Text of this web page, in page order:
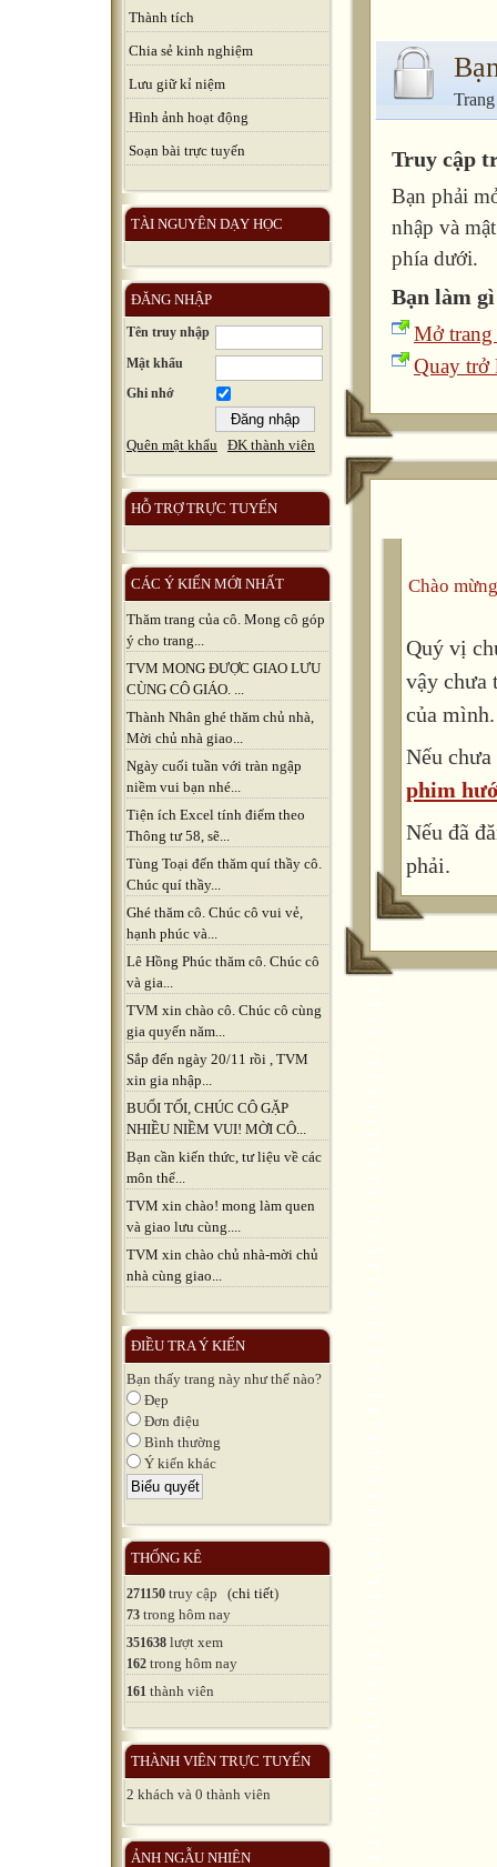
Thành tích
Chia sẻ kinh nghiệm
Lưu giữ kỉ niệm
Hình ảnh hoạt động
Soạn bài trực tuyến
TÀI NGUYÊN DẠY HỌC
ĐĂNG NHẬP
Tên truy nhập
Mật khẩu
Ghi nhớ
Quên mật khẩu ĐK thành viên
HỖ TRỢ TRỰC TUYẾN
CÁC Ý KIẾN MỚI NHẤT
Thăm trang của cô. Mong cô góp
ý cho trang...
TVM MONG ĐƯỢC GIAO LƯU
CÙNG CÔ GIÁO. ...
Thành Nhân ghé thăm chủ nhà,
Mời chủ nhà giao...
Ngày cuối tuần với tràn ngập
niềm vui bạn nhé...
Tiện ích Excel tính điểm theo
Thông tư 58, sẽ...
Tùng Toại đến thăm quí thầy cô.
Chúc quí thầy...
Ghé thăm cô. Chúc cô vui vẻ,
hạnh phúc và...
Lê Hồng Phúc thăm cô. Chúc cô
và gia...
TVM xin chào cô. Chúc cô cùng
gia quyến năm...
Sắp đến ngày 20/11 rồi , TVM
xin gia nhập...
BUỔI TỐI, CHÚC CÔ GẶP
NHIỀU NIỀM VUI! MỜI CÔ...
Bạn cần kiến thức, tư liệu về các
môn thể...
TVM xin chào! mong làm quen
và giao lưu cùng....
TVM xin chào chủ nhà-mời chủ
nhà cùng giao...
ĐIỀU TRA Ý KIẾN
Bạn thấy trang này như thế nào?
Đẹp
Đơn điệu
Bình thường
Ý kiến khác
THỐNG KÊ
271150 truy cập (chi tiết)
73 trong hôm nay
351638 lượt xem
162 trong hôm nay
161 thành viên
THÀNH VIÊN TRỰC TUYẾN
2 khách và 0 thành viên
ẢNH NGẪU NHIÊN
Truy cập
Bạn phải
nhập và
phía dưới.
Bạn làm
Mở trang
Quay trở
Chào
Quý vị
vậy chưa
của mình.
Nếu
phim
Nếu đã
phải.